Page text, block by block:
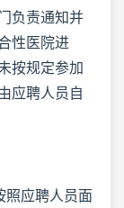
负责通知并
性医院进
按规定参加
应聘人员自
照应聘人员面